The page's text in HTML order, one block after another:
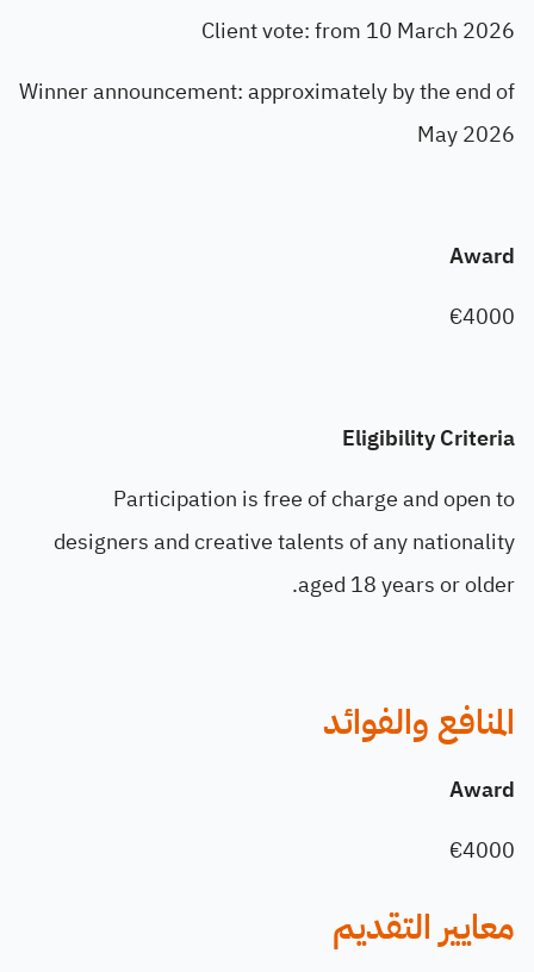
Client vote: from 10 March 2026
Winner announcement: approximately by the end of
May 2026
Award
€4000
Eligibility Criteria
Participation is free of charge and open to
designers and creative talents of any nationality
aged 18 years or older.
المنافع والفوائد
Award
€4000
معايير التقديم